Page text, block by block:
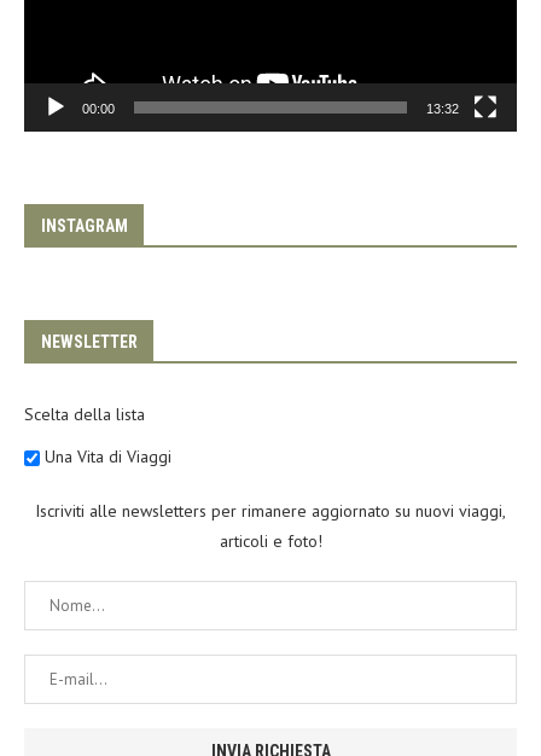
00:00 13:32
INSTAGRAM
NEWSLETTER
Scelta della lista
Una Vita di Viaggi
Iscriviti alle newsletters per rimanere aggiornato su nuovi viaggi,
articoli e foto!